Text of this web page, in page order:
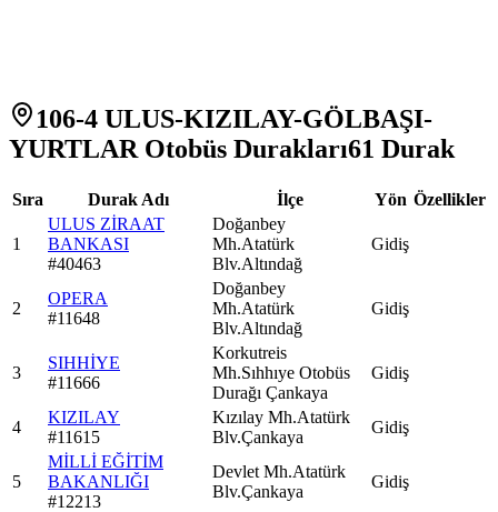
106-4 ULUS-KIZILAY-GÖLBAŞI-
YURTLAR Otobüs Durakları61 Durak
Sıra Durak Adı İlçe Yön Özellikler
1
ULUS ZİRAAT
BANKASI
#40463
Doğanbey
Mh.Atatürk
Blv.Altındağ
Gidiş
2
OPERA
#11648
Doğanbey
Mh.Atatürk
Blv.Altındağ
Gidiş
3
SIHHİYE
#11666
Korkutreis
Mh.Sıhhıye Otobüs
Durağı Çankaya
Gidiş
4
KIZILAY
#11615
Kızılay Mh.Atatürk
Blv.Çankaya
Gidiş
5
MİLLİ EĞİTİM
BAKANLIĞI
#12213
Devlet Mh.Atatürk
Blv.Çankaya
Gidiş